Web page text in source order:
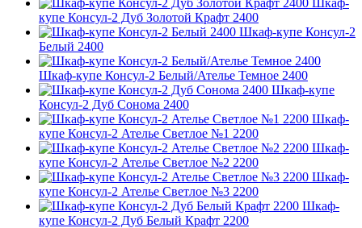
купе Консул-2 Дуб Золотой Крафт 2400
Шкаф-купе Консул-2
Белый 2400
Шкаф-купе Консул-2 Белый/Ателье Темное 2400
Шкаф-купе
Консул-2 Дуб Сонома 2400
Шкаф-
купе Консул-2 Ателье Светлое №1 2200
Шкаф-
купе Консул-2 Ателье Светлое №2 2200
Шкаф-
купе Консул-2 Ателье Светлое №3 2200
Шкаф-
купе Консул-2 Дуб Белый Крафт 2200